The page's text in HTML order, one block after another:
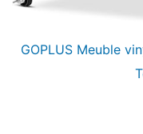
GOPLUS Meuble